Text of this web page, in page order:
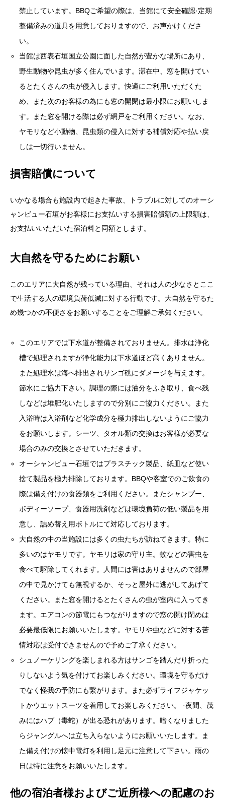
い。
当館は西表石垣国立公園に面した自然が豊かな場所にあり、
るとたくさんの虫が侵入します。快適にご利用いただくた
め、また次のお客様の為にも窓の開閉は最小限にお願いしま
す。また窓を開ける際は必ず網戸をご利用ください。なお、
ヤモリなど小動物、昆虫類の侵入に対する補償対応や払い戻
しは一切行いません。
損害賠償について
ャンビュー石垣がお客様にお支払いする損害賠償額の上限額は、
大自然を守るためにお願い
このエリアに大自然が残っている理由、それは人の少なさとここ
で生活する人の環境負荷低減に対する行動です。大自然を守るた
このエリアでは下水道が整備されておりません。排水は浄化
また処理水は海へ排出されサンゴ礁にダメージを与えます。
節水にご協力下さい。調理の際には油分をふき取り、食べ残
しなどは堆肥化いたしますので分別にご協力ください。また
入浴時は入浴剤など化学成分を極力排出しないようにご協力
をお願いします。シーツ、タオル類の交換はお客様が必要な
場合のみの交換とさせていただきます。
オーシャンビュー石垣ではプラスチック製品、紙皿など使い
捨て製品を極力排除しております。BBQや客室でのご飲食の
際は備え付けの食器類をご利用ください。またシャンプー、
ボディーソープ、食器用洗剤などは環境負荷の低い製品を用
意し、詰め替え用ボトルにて対応しております。
大自然の中の当施設には多くの虫たちが訪ねてきます。特に
多いのはヤモリです。ヤモリは家の守り主。蚊などの害虫を
食べて駆除してくれます。人間には害はありませんので部屋
の中で見かけても無視するか、そっと屋外に逃がしてあげて
ください。また窓を開けるとたくさんの虫が室内に入ってき
ます。エアコンの節電にもつながりますので窓の開け閉めは
必要最低限にお願いいたします。ヤモリや虫などに対する苦
情対応は受付できませんので予めご了承ください。
シュノーケリングを楽しまれる方はサンゴを踏んだり折った
りしないよう気を付けてお楽しみください。環境を守るだけ
でなく怪我の予防にも繋がります。また必ずライフジャケッ
トかウエットスーツを着用してお楽しみください。 ·夜間、茂
みにはハブ（毒蛇）が出る恐れがあります。暗くなりました
らジャングルへは立ち入らないようにお願いいたします。ま
た備え付けの懐中電灯を利用し足元に注意して下さい。雨の
日は特に注意をお願いいたします。
他の宿泊者様およびご近所様への配慮のお
願い